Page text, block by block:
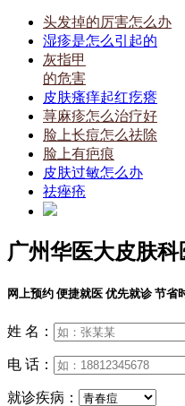
头发掉的厉害怎么办
湿疹是怎么引起的
灰指甲
的危害
皮肤瘙痒起红疙瘩
荨麻疹怎么治疗好
脸上长痘怎么祛除
脸上有疤痕
皮肤过敏怎么办
祛痤疮
广州华医大皮肤科
网上预约 便捷就医 优先就诊 节省
姓 名：
电 话：
就诊疾病：